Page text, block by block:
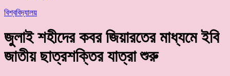
বিশ্ববিদ্যালয়
‎জুলাই শহীদের কবর জিয়ারতের মাধ্যমে ইবি
জাতীয় ছাত্রশক্তির যাত্রা শুরু